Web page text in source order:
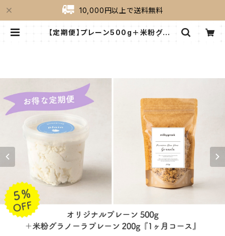
10,000円以上で送料無料
【定期便】プレーン500g＋米粉グラノ